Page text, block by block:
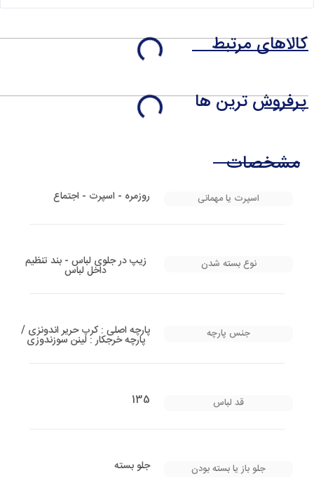
کالاهای مرتبط
پرفروش ترین ها
مشخصات
اسپرت یا مهمانی روزمره - اسپرت - اجتماع
نوع بسته شدن زیپ در جلوی لباس - بند تنظیم
داخل لباس
جنس پارچه پارچه اصلی : کرپ حریر اندونزی /
پارچه خرجکار : لینن سوزندوزی
قد لباس 135
جلو باز یا بسته بودن جلو بسته